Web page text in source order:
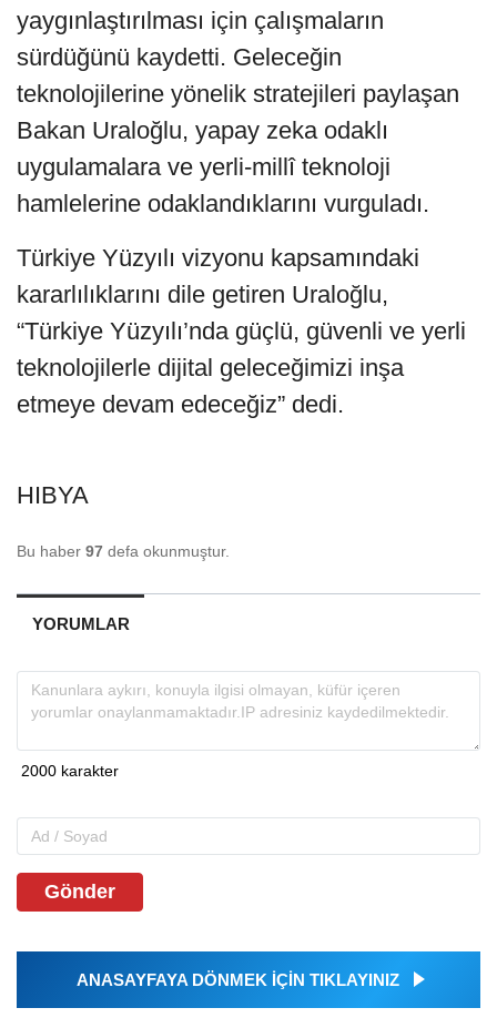
yaygınlaştırılması için çalışmaların
sürdüğünü kaydetti. Geleceğin
teknolojilerine yönelik stratejileri paylaşan
Bakan Uraloğlu, yapay zeka odaklı
uygulamalara ve yerli-millî teknoloji
hamlelerine odaklandıklarını vurguladı.
Türkiye Yüzyılı vizyonu kapsamındaki
kararlılıklarını dile getiren Uraloğlu,
“Türkiye Yüzyılı’nda güçlü, güvenli ve yerli
teknolojilerle dijital geleceğimizi inşa
etmeye devam edeceğiz” dedi.
HIBYA
Bu haber 97 defa okunmuştur.
YORUMLAR
Gönder
ANASAYFAYA DÖNMEK İÇİN TIKLAYINIZ